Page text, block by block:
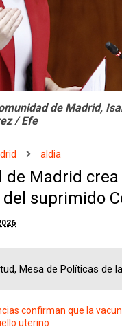
de Madrid,
/ Efe
aldia
de Madrid
suprimido
Mesa de Políticas de
confirman que la
uterino